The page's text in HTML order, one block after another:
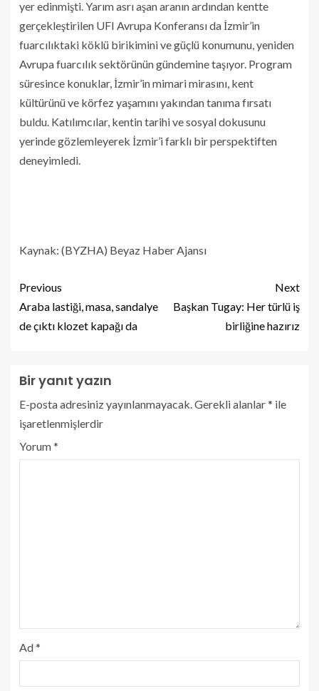
yer edinmişti. Yarım asrı aşan aranın ardından kentte
gerçekleştirilen UFI Avrupa Konferansı da İzmir’in
fuarcılıktaki köklü birikimini ve güçlü konumunu, yeniden
Avrupa fuarcılık sektörünün gündemine taşıyor. Program
süresince konuklar, İzmir’in mimari mirasını, kent
kültürünü ve körfez yaşamını yakından tanıma fırsatı
buldu. Katılımcılar, kentin tarihi ve sosyal dokusunu
yerinde gözlemleyerek İzmir’i farklı bir perspektiften
deneyimledi.
Kaynak: (BYZHA) Beyaz Haber Ajansı
Previous
Araba lastiği, masa, sandalye
de çıktı klozet kapağı da
Next
Başkan Tugay: Her türlü iş
birliğine hazırız
Bir yanıt yazın
E-posta adresiniz yayınlanmayacak.Gerekli alanlar* ile
işaretlenmişlerdir
Yorum*
Ad*